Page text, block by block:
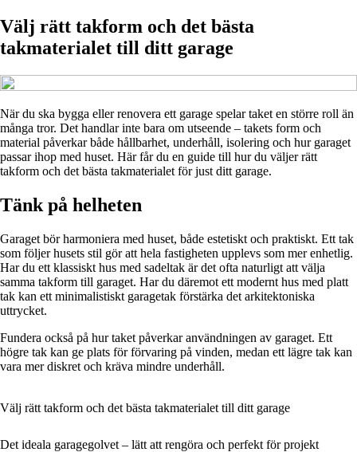
Välj rätt takform och det bästa
takmaterialet till ditt garage
När du ska bygga eller renovera ett garage spelar taket en större roll än
många tror. Det handlar inte bara om utseende – takets form och
material påverkar både hållbarhet, underhåll, isolering och hur garaget
passar ihop med huset. Här får du en guide till hur du väljer rätt
takform och det bästa takmaterialet för just ditt garage.
Tänk på helheten
Garaget bör harmoniera med huset, både estetiskt och praktiskt. Ett tak
som följer husets stil gör att hela fastigheten upplevs som mer enhetlig.
Har du ett klassiskt hus med sadeltak är det ofta naturligt att välja
samma takform till garaget. Har du däremot ett modernt hus med platt
tak kan ett minimalistiskt garagetak förstärka det arkitektoniska
uttrycket.
Fundera också på hur taket påverkar användningen av garaget. Ett
högre tak kan ge plats för förvaring på vinden, medan ett lägre tak kan
vara mer diskret och kräva mindre underhåll.
Välj rätt takform och det bästa takmaterialet till ditt garage
Det ideala garagegolvet – lätt att rengöra och perfekt för projekt